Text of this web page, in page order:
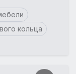
кольца